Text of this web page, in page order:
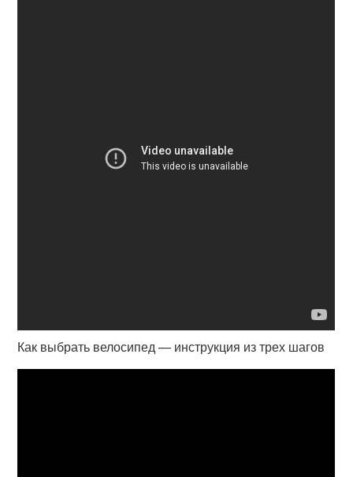
Как выбрать велосипед — инструкция из трех шагов